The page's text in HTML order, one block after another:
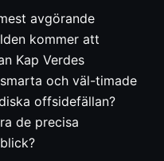
avgörande
kommer att
Kap Verdes
och väl-timade
offsidefällan?
de precisa